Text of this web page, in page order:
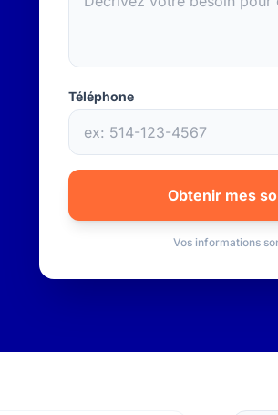
Téléphone
Obtenir mes
Vos informations